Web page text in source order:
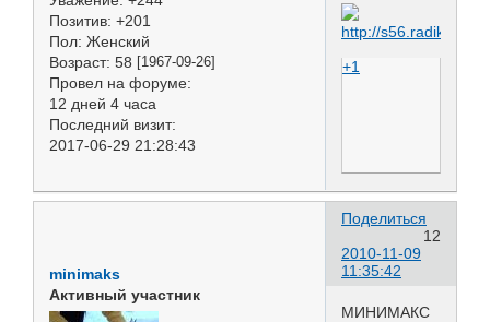
Позитив: +201
Пол: Женский
Возраст: 58 [1967-09-26]
Провел на форуме:
12 дней 4 часа
Последний визит:
2017-06-29 21:28:43
+1
Поделиться
12
2010-11-09
11:35:42
minimaks
Активный участник
МИНИМАКС